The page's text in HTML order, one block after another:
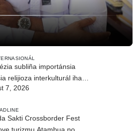
subliña importánsia
relijioza interkulturál iha
7, 2026
Sakti Crossborder Fest